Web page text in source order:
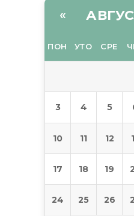
«
ПОН УТО СРЕ
3 4 5
10 11 12
17 18 19
24 25 26